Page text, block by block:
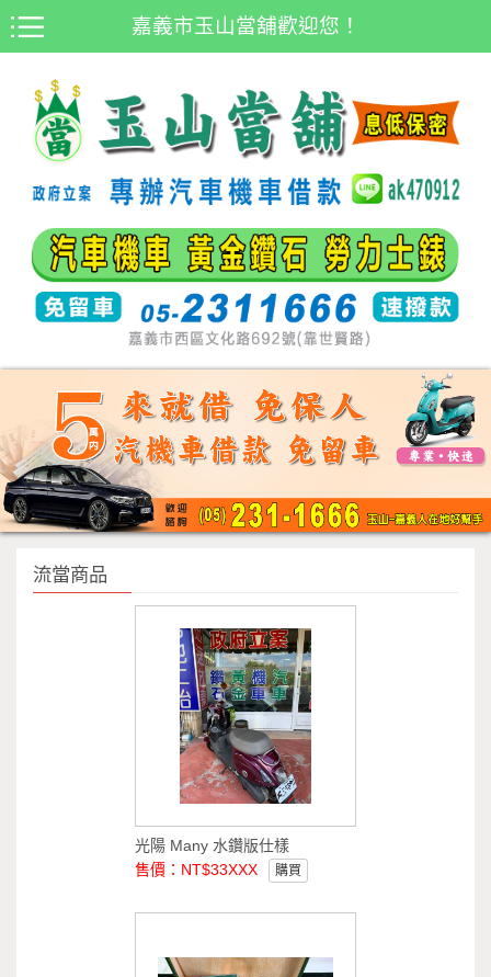
嘉義市玉山當舖歡迎您！
流當商品
光陽 Many 水鑽版仕樣
售價：NT$33XXX
購買